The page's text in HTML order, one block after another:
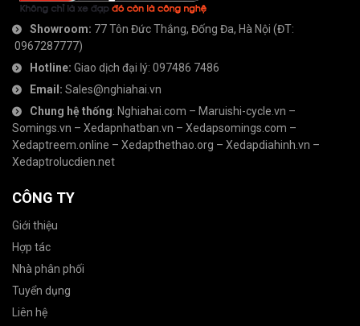
Showroom: 77 Tôn Đức Thắng, Đống Đa, Hà Nội (ĐT:
0967287777)
Hotline: Giao dịch đại lý: 097486 7486
Email: Sales@nghiahai.vn
Chung hệ thống: Nghiahai.com – Maruishi-cycle.vn –
Somings.vn – Xedapnhatban.vn – Xedapsomings.com –
Xedaptreem.online – Xedapthethao.org – Xedapdiahinh.vn –
Xedaptrolucdien.net
CÔNG TY
Giới thiệu
Hợp tác
Nhà phân phối
Tuyển dụng
Liên hệ